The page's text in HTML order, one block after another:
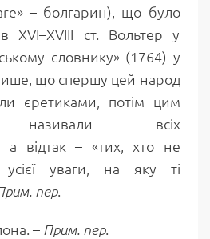
– болгарин), що було
XVI–XVIII ст. Вольтер у
словнику» (1764) у
пише, що спершу цей народ
єретиками, потім цим
називали всіх
а відтак – «тих, хто не
уваги, на яку ті
пер.
– Прим. пер.